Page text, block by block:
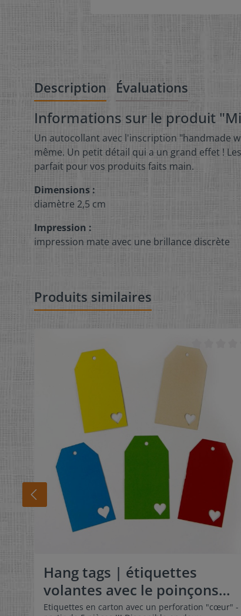
Description Évaluations
Informations sur le produit
Un autocollant avec l'inscription "handmade
même. Un petit détail qui a un grand effet !
parfait pour vos produits faits main.
Dimensions :
diamètre 2,5 cm
Impression :
impression mate avec une brillance discrète
Produits similaires
Hang tags | étiquettes
volantes avec le poinçons
"cœur"
Etiquettes en carton avec un perforation "cœur" -